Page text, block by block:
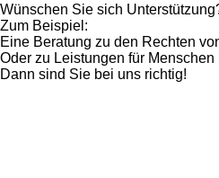
Wünschen Sie sich
Zum Beispiel:
Eine Beratung zu den Rechten
Oder zu Leistungen für
Dann sind Sie bei uns richtig!